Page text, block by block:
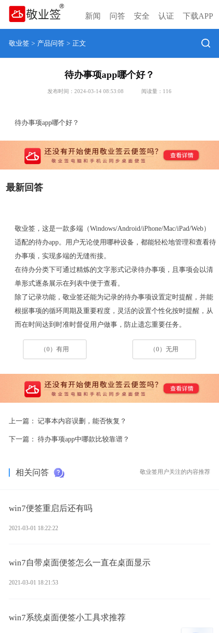
新闻 问答 安全 认证 下载APP
敬业签> 产品问答> 正文
待办事项app哪个好？
发布时间：2024-03-14 08:53:08 阅读量： 116
待办事项app哪个好？
最新回答
敬业签，这是一款多端（Windows/Android/iPhone/Mac/iPad/Web）
适配的待办app。用户无论使用哪种设备，都能轻松地管理和查看待
办事项，实现多端的无缝衔接。
在待办分类下可通过精炼的文字形式记录待办事项，且事项会以清
单形式逐条展示在列表中便于查看。
除了记录功能，敬业签还能为记录的待办事项设置定时提醒，并能
根据事项的循环周期及重要程度，灵活的设置个性化按时提醒，从
而在时间达到时准时督促用户做事，防止遗忘重要任务。
（0）有用 （0）无用
上一篇： 记事本内容误删，能否恢复？
下一篇： 待办事项app中哪款比较靠谱？
相关问答 敬业签用户关注的内容推荐
win7便签重启后还有吗
2021-03-01 18:22:22
win7自带桌面便签怎么一直在桌面显示
2021-03-01 18:21:53
win7系统桌面便签小工具求推荐